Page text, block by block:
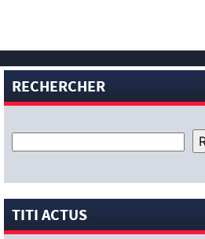
RECHERCHER
TITI ACTUS